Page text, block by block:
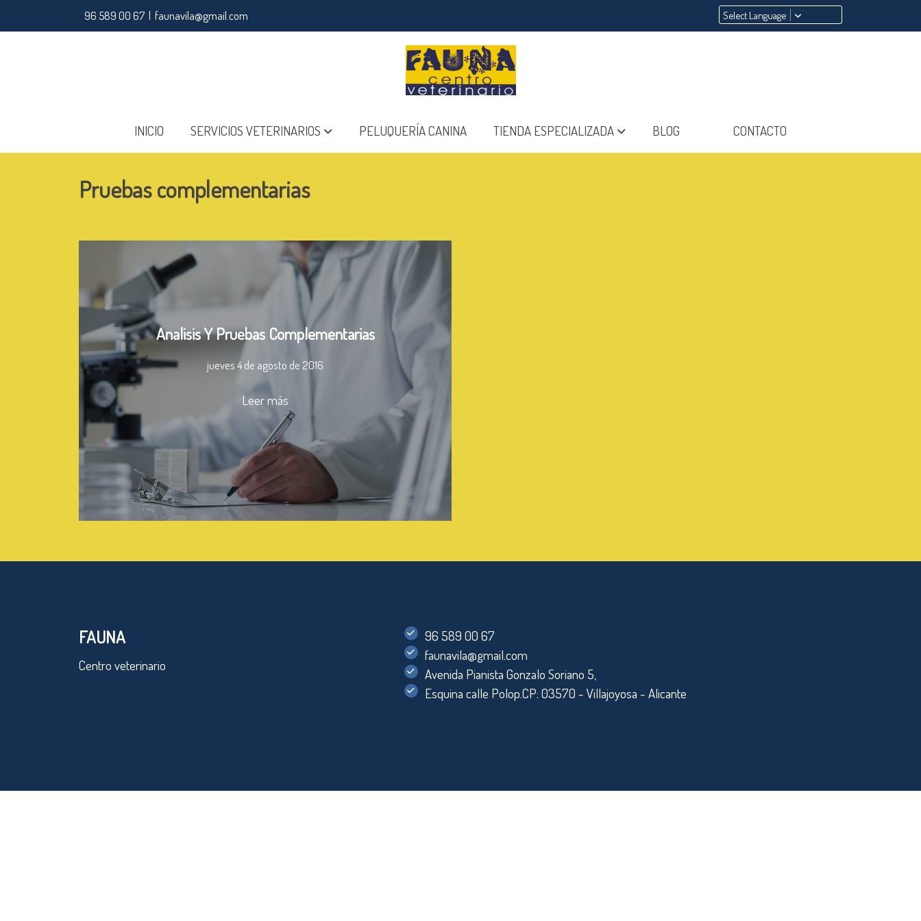
96 589 00 67 | faunavila@gmail.com Select Language
INICIO SERVICIOS VETERINARIOS PELUQUERÍA CANINA TIENDA ESPECIALIZADA BLOG CONTACTO
Pruebas complementarias
Analisis Y Pruebas Complementarias
jueves 4 de agosto de 2016
Leer más
FAUNA
Centro veterinario
96 589 00 67
faunavila@gmail.com
Avenida Pianista Gonzalo Soriano 5,
Esquina calle Polop.CP: 03570 - Villajoyosa - Alicante